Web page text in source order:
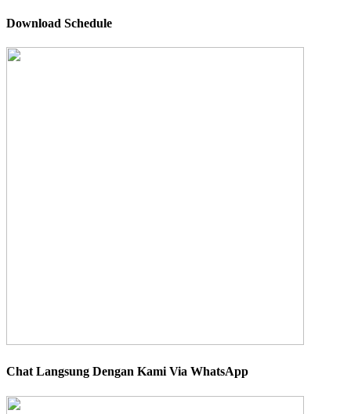
Download Schedule
Chat Langsung Dengan Kami Via WhatsApp